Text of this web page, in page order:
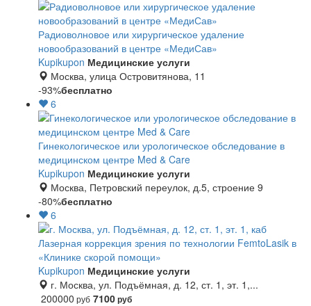
Радиоволновое или хирургическое удаление
новообразований в центре «МедиСав»
Kupikupon Медицинские услуги
Москва, улица Островитянова, 11
-93%бесплатно
6
Гинекологическое или урологическое обследование в
медицинском центре Med & Care
Kupikupon Медицинские услуги
Москва, Петровский переулок, д.5, строение 9
-80%бесплатно
6
Лазерная коррекция зрения по технологии FemtoLasik в
«Клинике скорой помощи»
Kupikupon Медицинские услуги
г. Москва, ул. Подъёмная, д. 12, ст. 1, эт. 1,...
200000 руб 7100руб